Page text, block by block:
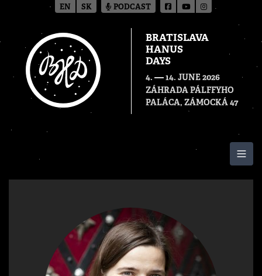
BRATISLAVA
HANUS
DAYS
4. — 14. JUNE 2026
ZÁHRADA PÁLFFYHO
PALÁCA, ZÁMOCKÁ 47
EN SK PODCAST